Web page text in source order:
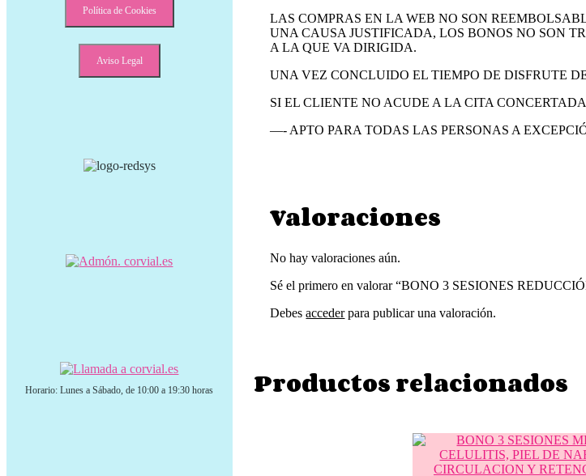
LAS COMPRAS EN LA WEB NO SON
UNA CAUSA JUSTIFICADA, LOS BONOS NO SON
A LA QUE VA DIRIGIDA.
UNA VEZ CONCLUIDO EL TIEMPO DE DISFRUTE
SI EL CLIENTE NO ACUDE A LA CITA
—- APTO PARA TODAS LAS PERSONAS A
Valoraciones
No hay valoraciones aún.
Sé el primero en valorar “BONO 3 SESIONES
Debesaccederpara publicar una valoración.
Productos relacionados
Política de Cookies
Aviso Legal
Horario: Lunes a Sábado, de 10:00 a 19:30 horas